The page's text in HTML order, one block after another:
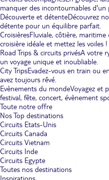
manquer des incontournables d'un
Découverte et détenteDécouvrez
détente pour un équilibre parfait.
CroisièresFluviale, côtière,
croisière idéale et mettez les voiles !
Road Trips & circuits privésA votre
un voyage unique et inoubliable.
City TripsEvadez-vous en train ou
avez toujours rêvé.
Evènements du mondeVoyagez et
festival, fête, concert, évènement
Toute notre offre
Nos Top destinations
Circuits Etats-Unis
Circuits Canada
Circuits Vietnam
Circuits Inde
Circuits Egypte
Toutes nos destinations